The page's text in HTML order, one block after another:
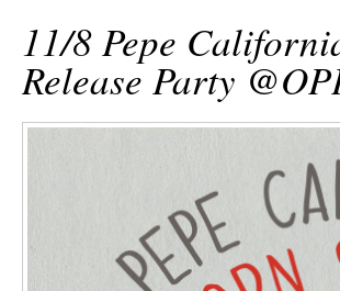
11/8 Pepe
Release Party